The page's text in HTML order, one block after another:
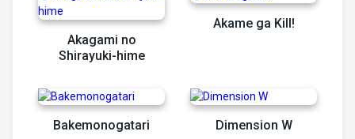
Akagami no
Shirayuki-hime
Akame ga Kill!
Bakemonogatari Dimension W